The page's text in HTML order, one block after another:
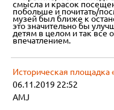
смысла и красок
побольше и почитать/
музей был ближе к
это значительно бы
детям в целом и так все
впечатлением.
Историческая
06.11.2019 22:52
AMJ